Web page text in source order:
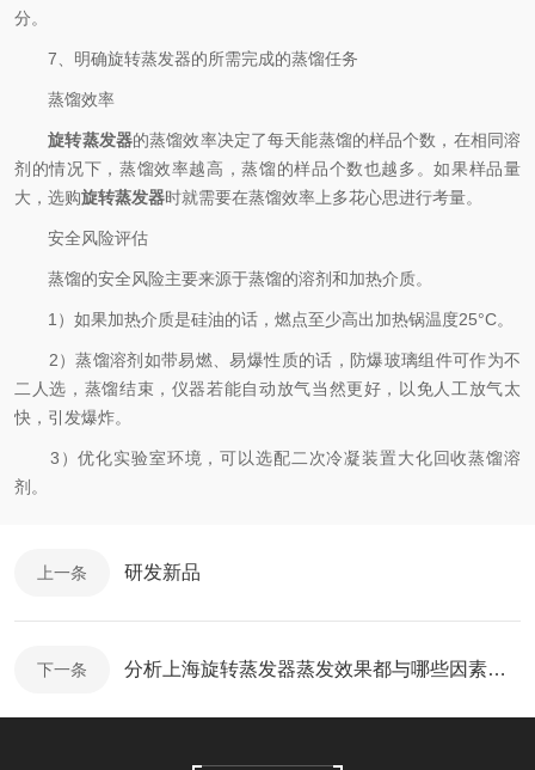
分。
7、明确旋转蒸发器的所需完成的蒸馏任务
蒸馏效率
旋转蒸发器的蒸馏效率决定了每天能蒸馏的样品个数，在相同溶
剂的情况下，蒸馏效率越高，蒸馏的样品个数也越多。如果样品量
大，选购旋转蒸发器时就需要在蒸馏效率上多花心思进行考量。
安全风险评估
蒸馏的安全风险主要来源于蒸馏的溶剂和加热介质。
1）如果加热介质是硅油的话，燃点至少高出加热锅温度25°C。
2）蒸馏溶剂如带易燃、易爆性质的话，防爆玻璃组件可作为不
二人选，蒸馏结束，仪器若能自动放气当然更好，以免人工放气太
快，引发爆炸。
3）优化实验室环境，可以选配二次冷凝装置大化回收蒸馏溶
剂。
上一条 研发新品
下一条 分析上海旋转蒸发器蒸发效果都与哪些因素有关